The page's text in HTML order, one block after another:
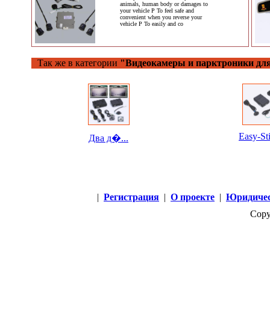
animals, human body or damages to
your vehicle P To feel safe and
convenient when you reverse your
vehicle P To easily and co
Так же в категории "Видеокамеры и парктроники
Два д�... Easy-
| Регистрация | О проекте |